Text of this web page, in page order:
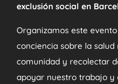
exclusión social en
Organizamos este
conciencia sobre la
comunidad y recolectar
apoyar nuestro trabajo y